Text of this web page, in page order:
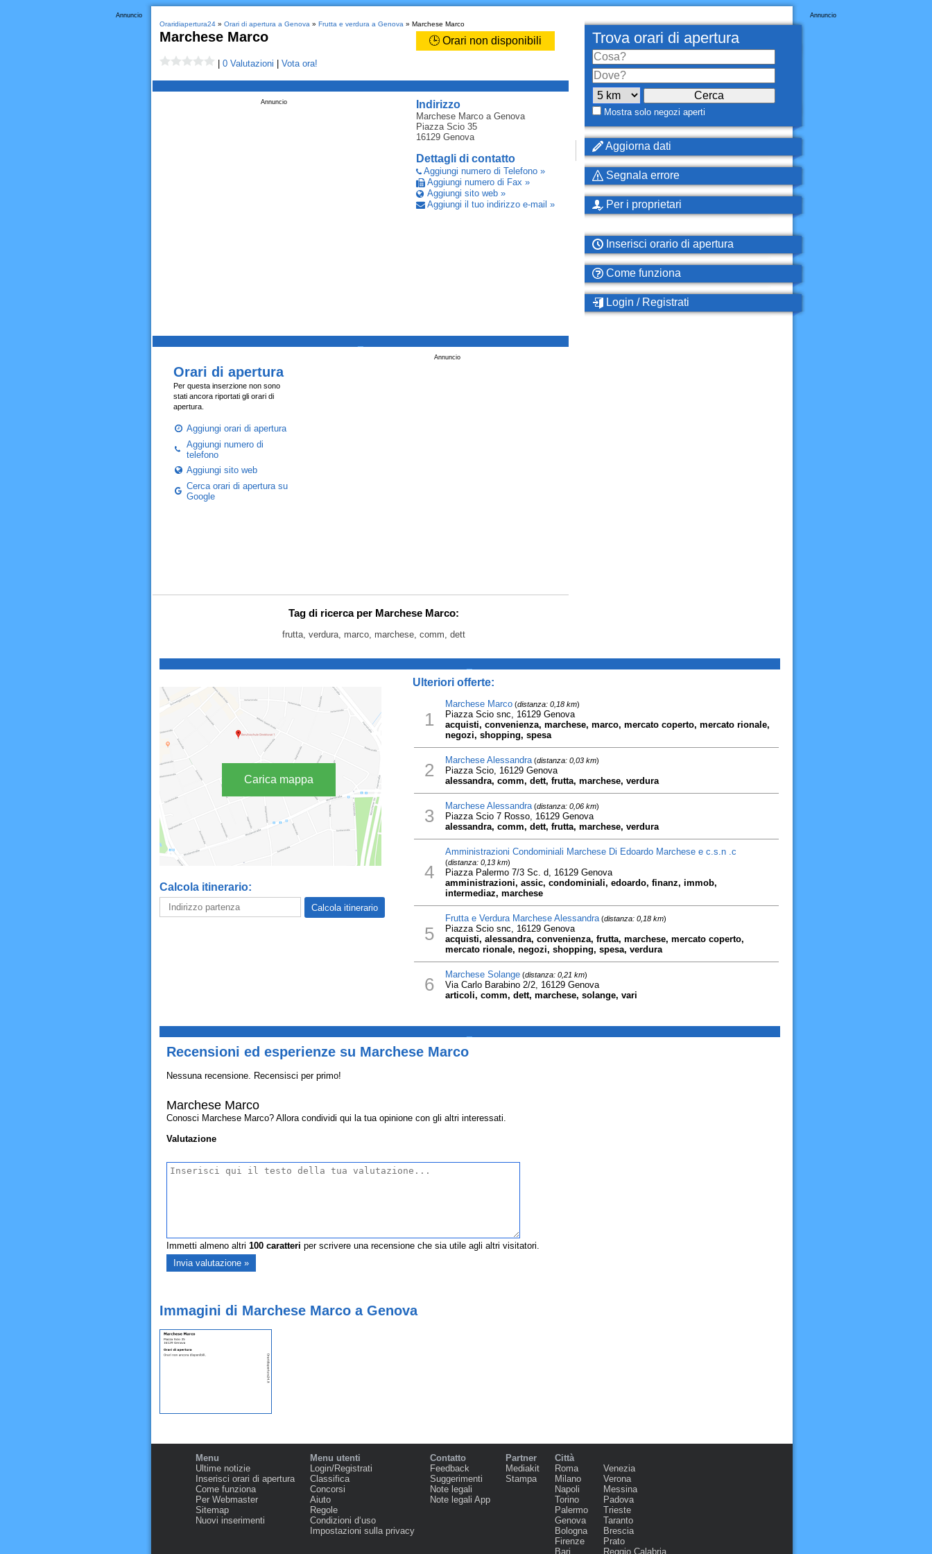
Annuncio
Oraridiapertura24» Orari di apertura a Genova » Frutta e verdura a Genova » Marchese Marco
Marchese Marco 🕒 Orari non disponibili
0 Valutazioni Vota ora!
Indirizzo
Marchese Marcoa Genova
Piazza Scio 35
16129 Genova
Dettagli di contatto
Aggiungi numero di Telefono »
Aggiungi numero di Fax »
Aggiungi sito web »
Aggiungi il tuo indirizzo e-mail »
Annuncio
Annuncio
Orari di apertura
Per questa inserzione non sono
stati ancora riportati gli orari di
apertura.
Aggiungi orari di apertura
Aggiungi numero di
telefono
Aggiungi sito web
Cerca orari di apertura su
Google
Tag di ricerca per Marchese Marco:
frutta, verdura, marco, marchese, comm, dett
Annuncio
Trova orari di apertura
Mostra solo negozi aperti
Aggiorna dati
Segnala errore
Per i proprietari
Inserisci orario di apertura
Come funziona
Login / Registrati
Carica mappa
Calcola itinerario:
Ulteriori offerte:
1
Marchese Marco(distanza: 0,18 km)
Piazza Scio snc, 16129 Genova
acquisti, convenienza, marchese, marco, mercato coperto, mercato rionale,
negozi, shopping, spesa
2 Marchese Alessandra(distanza: 0,03 km)
Piazza Scio, 16129 Genova
alessandra, comm, dett, frutta, marchese, verdura
3 Marchese Alessandra(distanza: 0,06 km)
Piazza Scio 7 Rosso, 16129 Genova
alessandra, comm, dett, frutta, marchese, verdura
4
Amministrazioni Condominiali Marchese Di Edoardo Marchese e c.s.n .c
(distanza: 0,13 km)
Piazza Palermo 7/3 Sc. d, 16129 Genova
amministrazioni, assic, condominiali, edoardo, finanz, immob,
intermediaz, marchese
5
Frutta e Verdura Marchese Alessandra(distanza: 0,18 km)
Piazza Scio snc, 16129 Genova
acquisti, alessandra, convenienza, frutta, marchese, mercato coperto,
mercato rionale, negozi, shopping, spesa, verdura
6 Marchese Solange(distanza: 0,21 km)
Via Carlo Barabino 2/2, 16129 Genova
articoli, comm, dett, marchese, solange, vari
Recensioni ed esperienze su Marchese Marco
Nessuna recensione. Recensisci per primo!
Marchese Marco
Conosci Marchese Marco? Allora condividi qui la tua opinione con gli altri interessati.
Valutazione
Immetti almeno altri 100caratteri per scrivere una recensione che sia utile agli altri visitatori.
Immagini di Marchese Marco a Genova
Menu
Ultime notizie
Inserisci orari di apertura
Come funziona
Per Webmaster
Sitemap
Nuovi inserimenti
Menu utenti
Login/Registrati
Classifica
Concorsi
Aiuto
Regole
Condizioni d‘uso
Impostazioni sulla privacy
Contatto
Feedback
Suggerimenti
Note legali
Note legali App
Partner
Mediakit
Stampa
Città
Roma
Milano
Napoli
Torino
Palermo
Genova
Bologna
Firenze
Bari
Venezia
Verona
Messina
Padova
Trieste
Taranto
Brescia
Prato
Reggio Calabria